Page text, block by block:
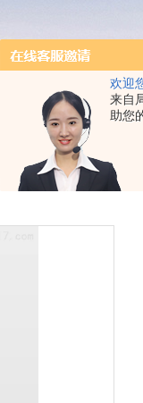
欢迎
来自
助您
体检测仪 >